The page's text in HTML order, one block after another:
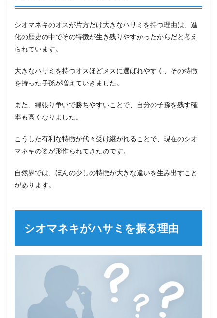
シオマネキのオスが片方だけ大きなハサミを持つ理由は、進
化の歴史の中でその特徴が生き残りやすかったからだと考え
られています。
大きなハサミを持つオスほどメスに選ばれやすく、その特徴
を持った子孫が増えていきました。
また、縄張り争いで勝ちやすいことで、自分の子孫を残す確
率も高くなりました。
こうした有利な特徴が代々受け継がれることで、現在のシオ
マネキの姿が形作られてきたのです。
自然界では、ほんの少しの特徴が大きな違いを生み出すこと
があります。
シオマネキがハサミを振る理由